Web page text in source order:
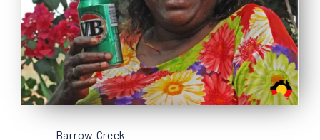
Barrow Creek